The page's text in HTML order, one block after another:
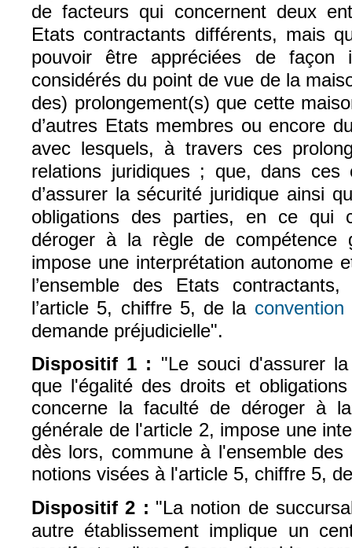
de facteurs qui concernent deux
Etats contractants différents, mais
pouvoir être appréciées de façon
considérés du point de vue de la
des) prolongement(s) que cette
d’autres Etats membres ou encore
avec lesquels, à travers ces
relations juridiques ; que, dans ces
d’assurer la sécurité juridique ainsi
obligations des parties, en ce qui
déroger à la règle de compétence
impose une interprétation autonome
l’ensemble des Etats
l’article 5, chiffre 5, de la convention
demande préjudicielle".
Dispositif 1 : "Le souci d'assurer
que l'égalité des droits et
concerne la faculté de déroger à
générale de l'article 2, impose une
dès lors, commune à l'ensemble
notions visées à l'article 5, chiffre 5,
Dispositif 2 : "La notion de
autre établissement implique un